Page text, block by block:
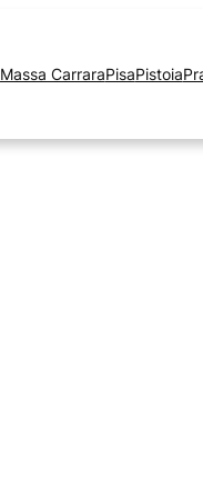
Massa CarraraPisaPistoia